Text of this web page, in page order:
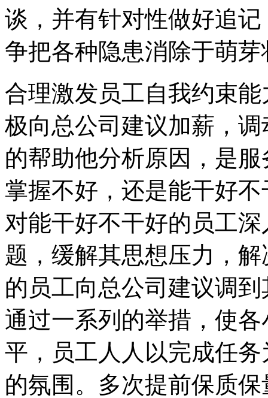
谈，并有针对性做好追
争把各种隐患消除于萌芽
合理激发员工自我约束
极向总公司建议加薪，
的帮助他分析原因，是
掌握不好，还是能干好
对能干好不干好的员工
题，缓解其思想压力，
的员工向总公司建议调
通过一系列的举措，使
平，员工人人以完成任
的氛围。多次提前保质